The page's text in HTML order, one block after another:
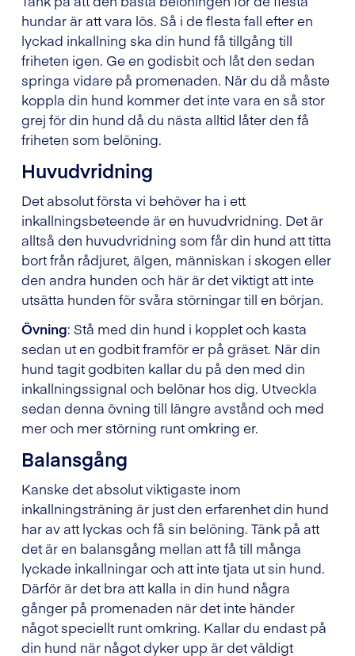
hundar är att vara lös. Så i de flesta fall efter en
lyckad inkallning ska din hund få tillgång till
friheten igen. Ge en godisbit och låt den sedan
springa vidare på promenaden. När du då måste
koppla din hund kommer det inte vara en så stor
grej för din hund då du nästa alltid låter den få
friheten som belöning.
Huvudvridning
Det absolut första vi behöver ha i ett
inkallningsbeteende är en huvudvridning. Det är
alltså den huvudvridning som får din hund att titta
bort från rådjuret, älgen, människan i skogen eller
den andra hunden och här är det viktigt att inte
utsätta hunden för svåra störningar till en början.
Övning: Stå med din hund i kopplet och kasta
sedan ut en godbit framför er på gräset. När din
hund tagit godbiten kallar du på den med din
inkallningssignal och belönar hos dig. Utveckla
sedan denna övning till längre avstånd och med
mer och mer störning runt omkring er.
Balansgång
Kanske det absolut viktigaste inom
inkallningsträning är just den erfarenhet din hund
har av att lyckas och få sin belöning. Tänk på att
det är en balansgång mellan att få till många
lyckade inkallningar och att inte tjata ut sin hund.
Därför är det bra att kalla in din hund några
gånger på promenaden när det inte händer
något speciellt runt omkring. Kallar du endast på
din hund när något dyker upp är det väldigt